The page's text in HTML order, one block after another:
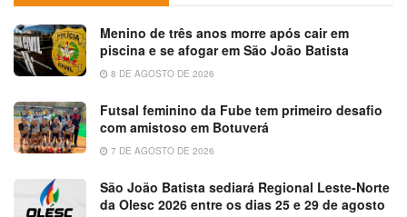
Menino de três anos morre após cair em
piscina e se afogar em São João Batista
8 DE AGOSTO DE 2026
Futsal feminino da Fube tem primeiro desafio
com amistoso em Botuverá
7 DE AGOSTO DE 2026
São João Batista sediará Regional Leste-Norte
da Olesc 2026 entre os dias 25 e 29 de agosto